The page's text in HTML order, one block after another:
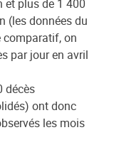
et plus de 1 400
(les données du
on
par jour en avril
décès
ont donc
les mois